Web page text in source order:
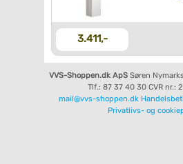
3.411,-
VVS-Shoppen.dk ApS Søren
Tlf.: 87 37 40 30 CVR nr.:
mail@vvs-shoppen.dk
Privatlivs- og